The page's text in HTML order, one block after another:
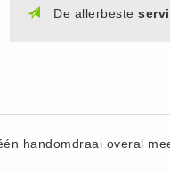
De allerbeste
handomdraai overal